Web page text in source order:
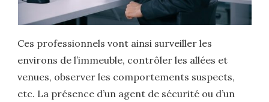
Ces professionnels vont ainsi surveiller les
environs de l’immeuble, contrôler les allées et
venues, observer les comportements suspects,
etc. La présence d’un agent de sécurité ou d’un